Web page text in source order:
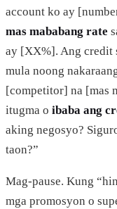
account ko ay
mas mababang rate
ay [XX%]. Ang credit
mula noong
[competitor] na [mas
itugma o ibaba ang
aking negosyo?
taon?”
Mag-pause. Kung
mga promosyon o